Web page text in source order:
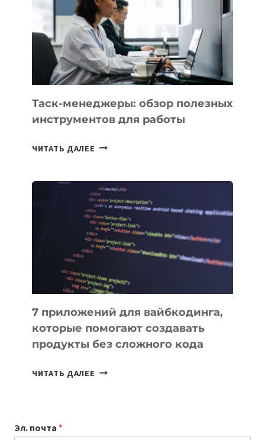
3
ЗАДАЧИ
ЕМУ
МОЖНО
ПОРУЧИТЬ
УЖЕ
Таск-менеджеры: обзор полезных
инструментов для работы
ЧИТАТЬ ДАЛЕЕ ТАСК-
ПОЛЕЗНЫХ
ИНСТРУМЕНТОВ
ДЛЯ
РАБОТЫ
7 приложений для вайбкодинга,
которые помогают создавать
продукты без сложного кода
ЧИТАТЬ ДАЛЕЕ 7
Эл. почта *